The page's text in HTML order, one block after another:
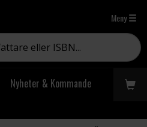
Meny
Nyheter & Kommande